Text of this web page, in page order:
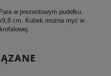
w prezentowym pudełku.
cm. Kubek można myć w